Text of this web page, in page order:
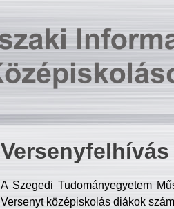
Versenyfelhívás
A Szegedi Tudományegyetem
Versenyt középiskolás diákok